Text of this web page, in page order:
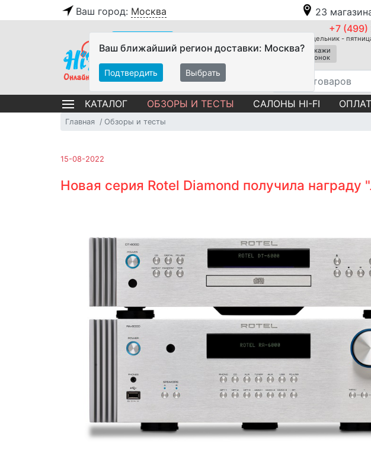
Ваш город: Москва 23
Ваш ближайший регион доставки: Москва?
Подтвердить Выбрать
+7 (499)
Понедельник -
Закажи
звонок
КАТАЛОГ ОБЗОРЫ И ТЕСТЫ САЛОНЫ HI-FI
Главная Обзоры и тесты
15-08-2022
Новая серия Rotel Diamond получила